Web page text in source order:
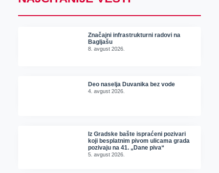
Značajni infrastrukturni radovi na
Bagljašu
8. avgust 2026.
Deo naselja Duvanika bez vode
4. avgust 2026.
Iz Gradske bašte ispraćeni pozivari
koji besplatnim pivom ulicama grada
pozivaju na 41. „Dane piva“
5. avgust 2026.